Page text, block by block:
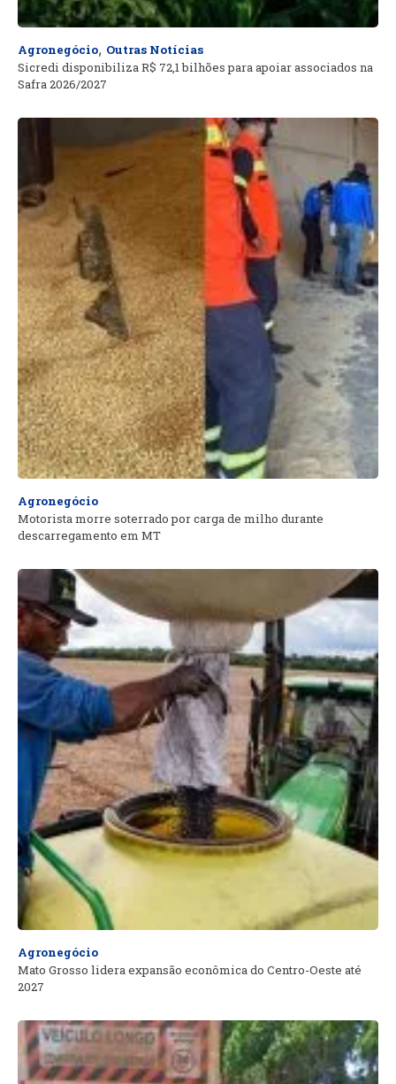
Agronegócio, Outras Notícias
Sicredi disponibiliza R$ 72,1 bilhões para apoiar associados na
Safra 2026/2027
Agronegócio
Motorista morre soterrado por carga de milho durante
descarregamento em MT
Agronegócio
Mato Grosso lidera expansão econômica do Centro-Oeste até
2027